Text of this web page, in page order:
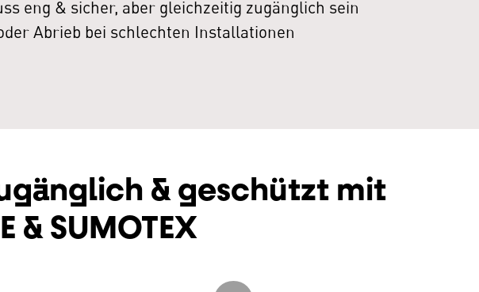
eng & sicher, aber gleichzeitig zugänglich sein
Abrieb bei schlechten Installationen
& geschützt mit
& SUMOTEX